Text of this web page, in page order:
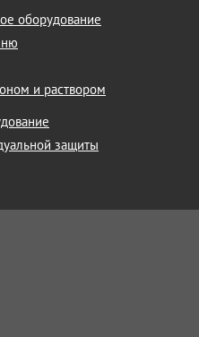
оборудование
и раствором
защиты